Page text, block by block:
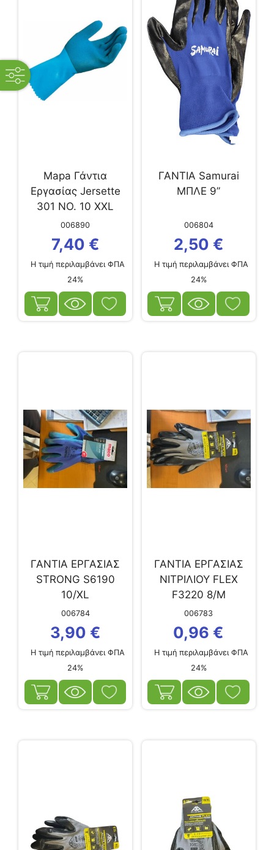
Mapa Γάντια
Εργασίας Jersette
301 NO. 10 XXL
006890
7,40 €
Η τιμή περιλαμβάνει ΦΠΑ
24%
ΓΑΝΤΙΑ Samurai
ΜΠΛΕ 9”
006804
2,50 €
Η τιμή περιλαμβάνει ΦΠΑ
24%
ΓΑΝΤΙΑ ΕΡΓΑΣΙΑΣ
STRONG S6190
10/XL
ΔΕΡΜΑΤΟΠΑΝΙΝΑ
006784
3,90 €
Η τιμή περιλαμβάνει ΦΠΑ
24%
ΓΑΝΤΙΑ ΕΡΓΑΣΙΑΣ
ΝΙΤΡΙΛΙΟΥ FLEX
F3220 8/Μ
006783
0,96 €
Η τιμή περιλαμβάνει ΦΠΑ
24%
open
filters